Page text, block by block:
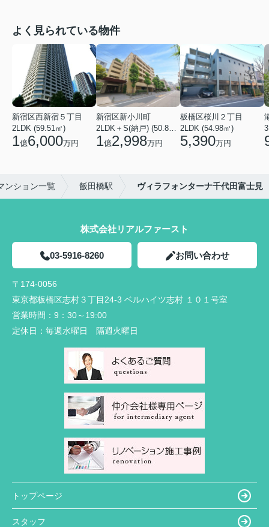
よく見られている物件
新宿区西新宿５丁目
2LDK (59.51㎡)
1億6,000万円
新宿区新小川町
2LDK＋S(納戸) (50.88㎡)
1億2,998万円
板橋区桜川２丁目
2LDK (54.98㎡)
5,390万円
ンション一覧 飯田橋駅 ヴィラフォンターナ千代田富士見
株式会社リアルファースト
03-5916-8260 お問い合わせ
〒174-0056
東京都板橋区志村３丁目24-3 ベルハイツ志村 １０１号室
営業時間： 9：30～19:00
定休日： 毎週水曜日 隔週火曜日
トップページ
スタッフ